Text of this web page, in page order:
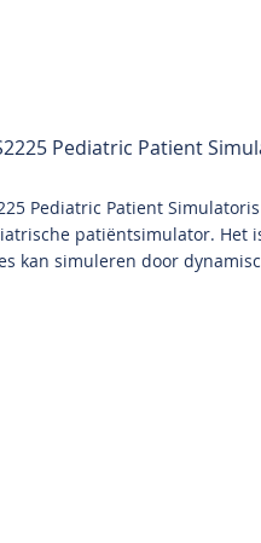
Pediatric Patient
Pediatric Patient
patiëntsimulator. Het
kan simuleren door